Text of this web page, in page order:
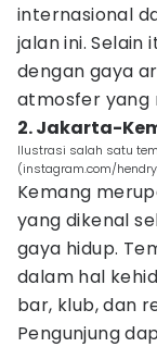
internasional
jalan ini. Selain
dengan gaya
atmosfer yang
2. Jakarta-
Ilustrasi salah satu
(instagram.com/
Kemang
yang dikenal
gaya hidup.
dalam hal
bar, klub, dan
Pengunjung